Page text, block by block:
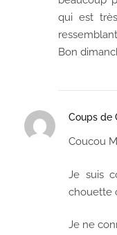
qui est
Bon
Coups de
Coucou
Je suis
chouette
Je ne